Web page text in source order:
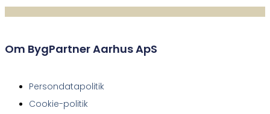
Om BygPartner Aarhus ApS
Persondatapolitik
Cookie-politik